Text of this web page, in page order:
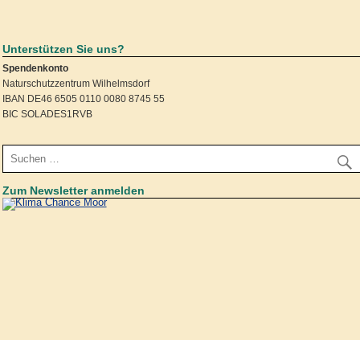
Unterstützen Sie uns?
Spendenkonto
Naturschutzzentrum Wilhelmsdorf
IBAN DE46 6505 0110 0080 8745 55
BIC SOLADES1RVB
Zum Newsletter anmelden